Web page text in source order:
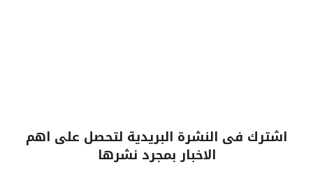
اشترك فى النشرة البريدية لتحصل على اهم
الاخبار بمجرد نشرها